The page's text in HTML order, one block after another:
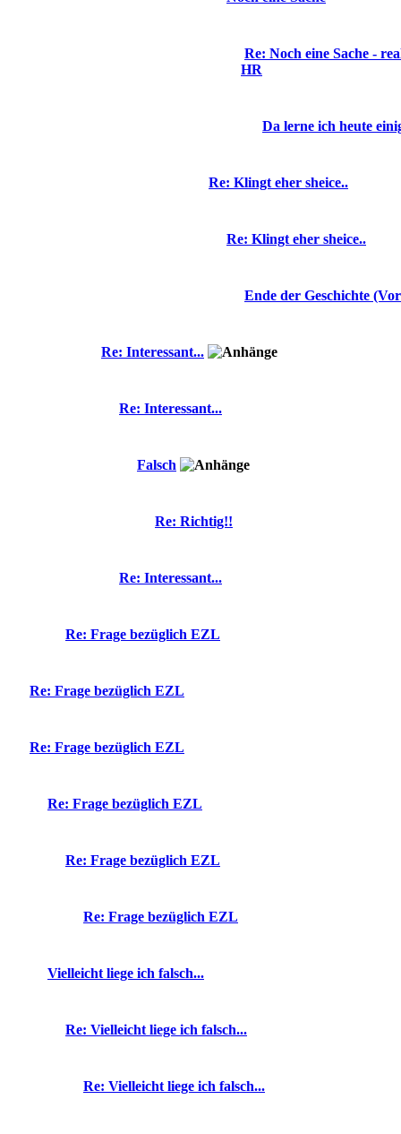
Re: Noch eine Sache -
HR
Da lerne ich heute
Re: Klingt eher sheice..
Re: Klingt eher sheice..
Ende der Geschichte
Re: Interessant...
Re: Interessant...
Falsch
Re: Richtig!!
Re: Interessant...
Re: Frage bezüglich EZL
Re: Frage bezüglich EZL
Re: Frage bezüglich EZL
Re: Frage bezüglich EZL
Re: Frage bezüglich EZL
Re: Frage bezüglich EZL
Vielleicht liege ich falsch...
Re: Vielleicht liege ich falsch...
Re: Vielleicht liege ich falsch...